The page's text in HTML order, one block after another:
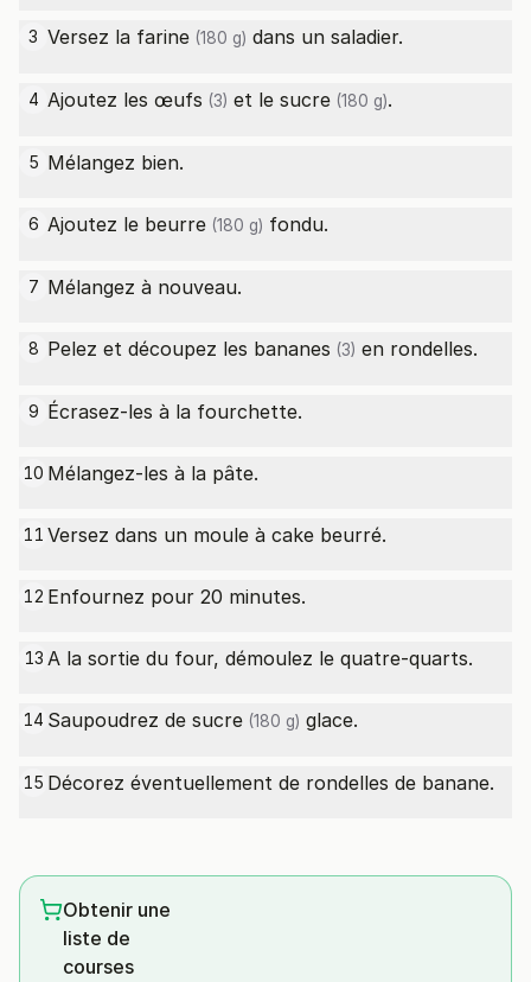
3 Versez la farine (180 g) dans un saladier.
4 Ajoutez les œufs (3) et le sucre (180 g).
5 Mélangez bien.
6 Ajoutez le beurre (180 g) fondu.
7 Mélangez à nouveau.
8 Pelez et découpez les bananes (3) en rondelles.
9 Écrasez-les à la fourchette.
10 Mélangez-les à la pâte.
11 Versez dans un moule à cake beurré.
12 Enfournez pour 20 minutes.
13 A la sortie du four, démoulez le quatre-quarts.
14 Saupoudrez de sucre (180 g) glace.
15 Décorez éventuellement de rondelles de banane.
Obtenir une
liste de
courses